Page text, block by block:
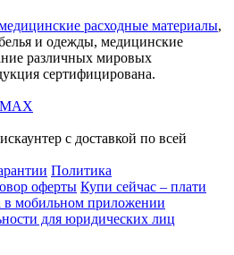
расходные материалы,
и одежды, медицинские
различных мировых
сертифицирована.
MAX
с доставкой по всей
Политика
оферты Купи сейчас – плати
в мобильном приложении
для юридических лиц